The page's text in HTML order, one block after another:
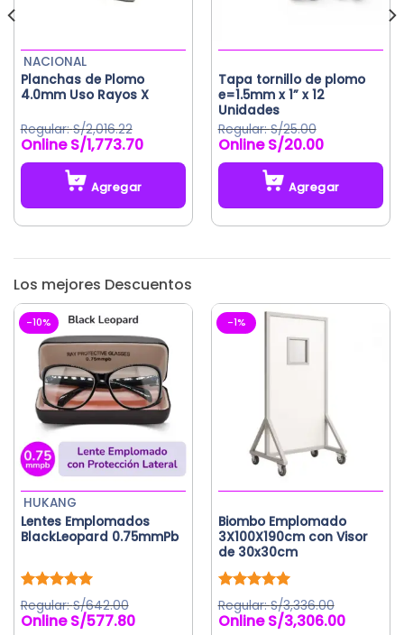
Planchas de Plomo
4.0mm Uso Rayos X
NACIONAL
S/2,016.22
El
precio
original
S/2,016.22.
S/1,773.70El
precio
S/1,773.70.
Agregar
Tapa tornillo de plomo
e=1.5mm x 1” x 12
Unidades
S/25.00
El
precio
original
S/25.00.
S/20.00El
precio
es:
S/20.00.
Agregar
Los mejores Descuentos
-10%
Lentes Emplomados
BlackLeopard 0.75mmPb
Valorado
con5.00
de 5
HUKANG
S/642.00
El
S/577.80El
-1%
Biombo Emplomado
3X100X190cm con Visor
de 30x30cm
Valorado
con5.00
de 5
S/3,336.00
S/3,306.00